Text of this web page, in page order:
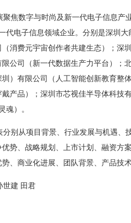
聚焦数字与时尚及新一代电子信息产
代电子信息领域企业。分别是深圳
消费元宇宙创作者共建生态）；深
公司（新一代数据生产力平台）；
）有限公司（人工智能创新教育整
产品）；深圳市芯视佳半导体科技
魂）。
分别从项目背景、行业发展与机遇、
势、战略规划、上市计划、融资方
、商业化进展、团队背景、产品技
世建 田君